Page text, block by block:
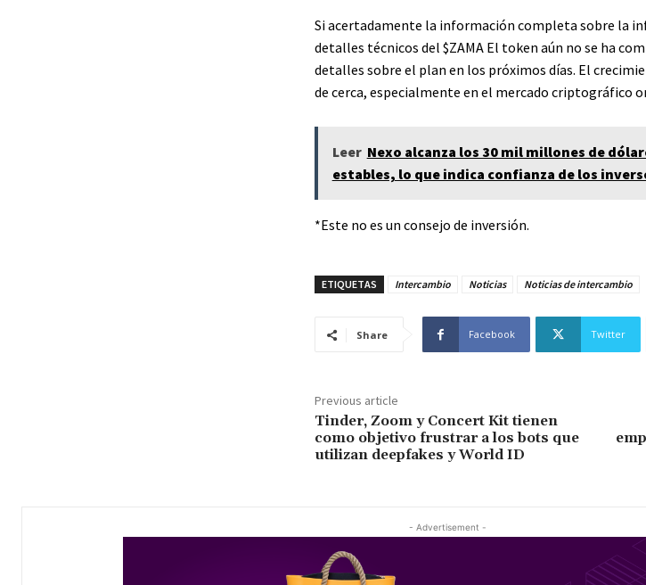
Si acertadamente la información completa sobre la
detalles técnicos del $ZAMAEl token aún no se ha
detalles sobre el plan en los próximos días. El
de cerca, especialmente en el mercado criptográfico
Leer Nexo alcanza los 30 mil millones de
estables, lo que indica confianza de los
*Este no es un consejo de inversión.
ETIQUETAS Intercambio Noticias Noticias de intercambio
Share Facebook Twitter
Previous article
Tinder, Zoom y Concert Kit tienen
como objetivo frustrar a los bots que
utilizan deepfakes y World ID
- Advertisement -